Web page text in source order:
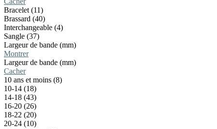
Bracelet (11)
Brassard (40)
Interchangeable (4)
Sangle (37)
Largeur de bande (mm)
Montrer
Largeur de bande (mm)
Cacher
10 ans et moins (8)
10-14 (18)
14-18 (43)
16-20 (26)
18-22 (20)
20-24 (10)